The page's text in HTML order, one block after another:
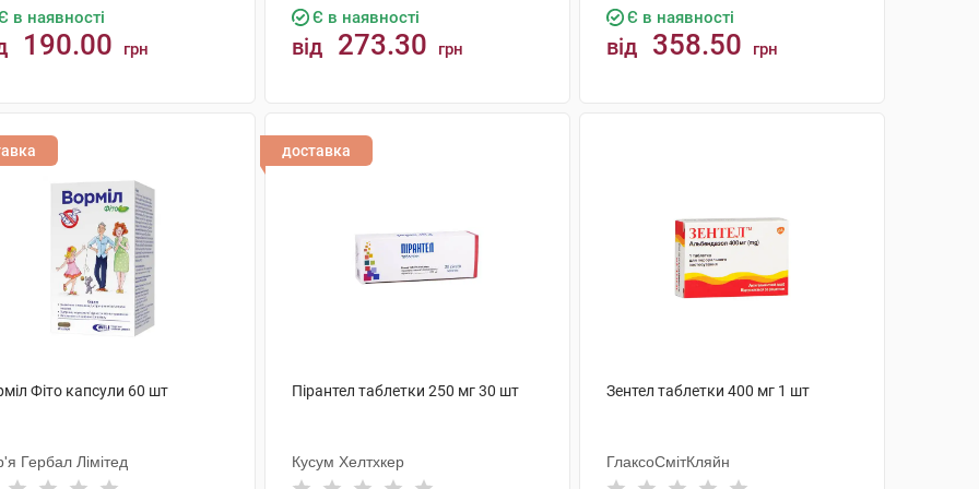
в наявності
190.00 грн
Є в наявності
від 273.30 грн
Є в наявності
від 358.50 грн
Фіто капсули 60 шт
Гербал Лімітед
доставка
Пірантел таблетки 250 мг 30 шт
Кусум Хелтхкер
Зентел таблетки 400 мг 1 шт
ГлаксоСмітКляйн